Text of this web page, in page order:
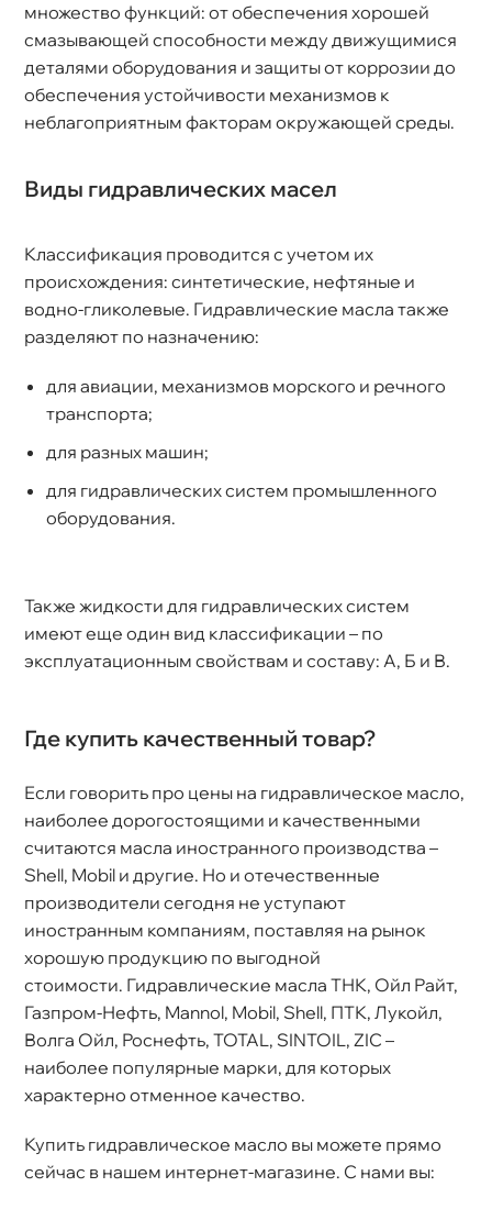
множество функций: от обеспечения хорошей
смазывающей способности между движущимися
деталями оборудования и защиты от коррозии до
обеспечения устойчивости механизмов к
неблагоприятным факторам окружающей среды.
иды гидравлических масел
Классификация проводится с учетом их
происхождения: синтетические, нефтяные и
одно-гликолевые. Гидравлические масла также
разделяют по назначению:
для авиации, механизмов морского и речного
транспорта;
для разных машин;
для гидравлических систем промышленного
оборудования.
Также жидкости для гидравлических систем
имеют еще один вид классификации – по
эксплуатационным свойствам и составу: А, Б и В.
Где купить качественный товар?
Если говорить про цены на гидравлическое масло,
наиболее дорогостоящими и качественными
считаются масла иностранного производства –
Shell, Mobil и другие. Но и отечественные
производители сегодня не уступают
иностранным компаниям, поставляя на рынок
хорошую продукцию по выгодной
стоимости. Гидравлические масла ТНК, Ойл Райт,
Газпром-Нефть, Mannol, Mobil, Shell, ПТК, Лукойл,
олга Ойл, Роснефть, TOTAL, SINTOIL, ZIC –
наиболее популярные марки, для которых
характерно отменное качество.
Купить гидравлическое масло вы можете прямо
сейчас в нашем интернет-магазине. С нами вы: